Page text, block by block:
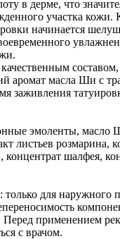
в дерме, что
участка кожи.
начинается
аромат масла Ши с
заживления
эмоленты, масло
листьев розмарина,
концентрат шалфея,
только для наружного
Перед применением
с врачом.